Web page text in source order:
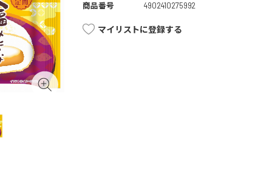
商品番号
4902410275992
マイリストに登録する